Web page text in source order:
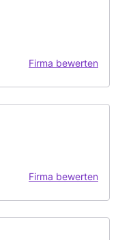
Firma bewerten
Firma bewerten